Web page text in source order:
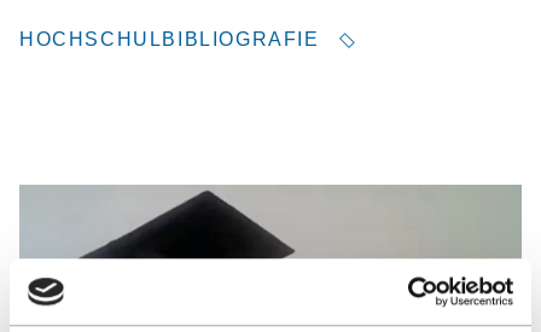
HOCHSCHULBIBLIOGRAFIE